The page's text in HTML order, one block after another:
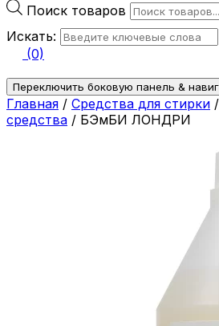
Поиск товаров
Искать:
(0)
Переключить боковую панель &
Главная / Средства для стирки /
средства / БЭмБИ ЛОНДРИ